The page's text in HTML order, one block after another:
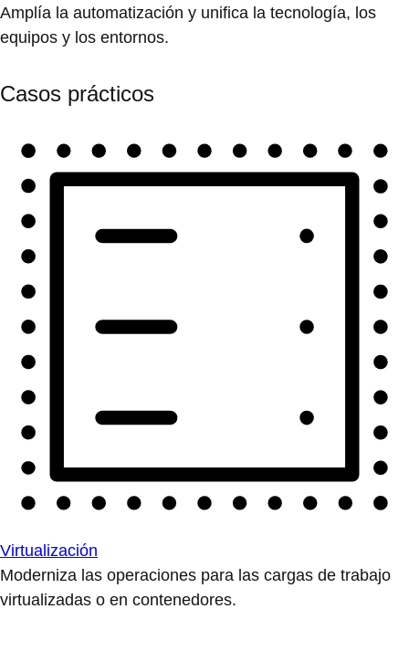
Amplía la automatización y unifica la tecnología, los
equipos y los entornos.
Casos prácticos
Virtualización
Moderniza las operaciones para las cargas de trabajo
virtualizadas o en contenedores.